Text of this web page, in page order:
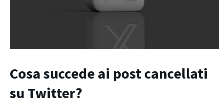
Cosa succede ai post cancellati
su Twitter?